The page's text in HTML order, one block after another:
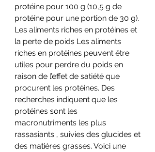
protéine pour 100 g (10,5 g de
protéine pour une portion de 30 g).
Les aliments riches en protéines et
la perte de poids Les aliments
riches en protéines peuvent être
utiles pour perdre du poids en
raison de l’effet de satiété que
procurent les protéines. Des
recherches indiquent que les
protéines sont les
macronutriments les plus
rassasiants , suivies des glucides et
des matières grasses. Voici une